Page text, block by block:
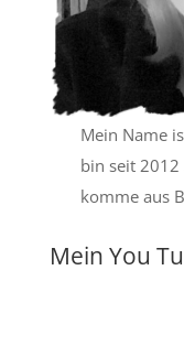
Mein Name
bin seit 2012
komme aus
Mein You